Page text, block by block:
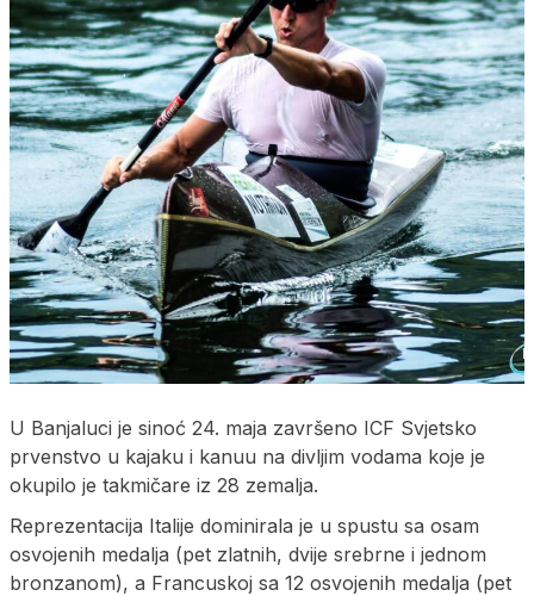
U Banjaluci je sinoć 24. maja završeno ICF Svjetsko
prvenstvo u kajaku i kanuu na divljim vodama koje je
okupilo je takmičare iz 28 zemalja.
Reprezentacija Italije dominirala je u spustu sa osam
osvojenih medalja (pet zlatnih, dvije srebrne i jednom
bronzanom), a Francuskoj sa 12 osvojenih medalja (pet